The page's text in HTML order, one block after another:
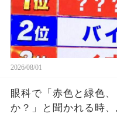
2026/08/01
眼科で「赤色と緑色
か？」と聞かれる時